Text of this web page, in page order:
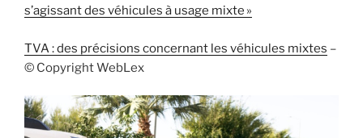
s’agissant des véhicules à usage mixte »
TVA : des précisions concernant les véhicules mixtes –
© Copyright WebLex